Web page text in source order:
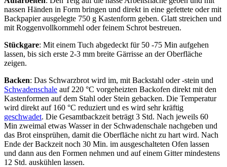
nassen Händen in Form bringen und direkt in eine gefettete oder mit
Backpapier ausgelegte 750 g Kastenform geben. Glatt streichen und
mit Roggenvollkornmehl oder feinem Schrot bestreuen.
Stückgare: Mit einem Tuch abgedeckt für 50 -75 Min aufgehen
lassen, bis sich erste 2-3 mm breite Gärrisse an der Oberfläche
zeigen.
Backen: Das Schwarzbrot wird im, mit Backstahl oder -stein und
Schwadenschale auf 220 °C vorgeheizten Backofen direkt mit den
Kastenformen auf dem Stahl oder Stein gebacken. Die Temperatur
wird direkt auf 160 °C reduziert und es wird sehr kräftig
geschwadet. Die Gesamtbackzeit beträgt 3 Std. Nach jeweils 60
Min zweimal etwas Wasser in der Schwadenschale nachgeben und
das Brot einsprühen, damit die Oberfläche nicht zu hart wird. Nach
Ende der Backzeit noch 30 Min. im ausgeschalteten Ofen lassen
und dann aus den Formen nehmen und auf einem Gitter mindestens
12 Std. auskühlen lassen.